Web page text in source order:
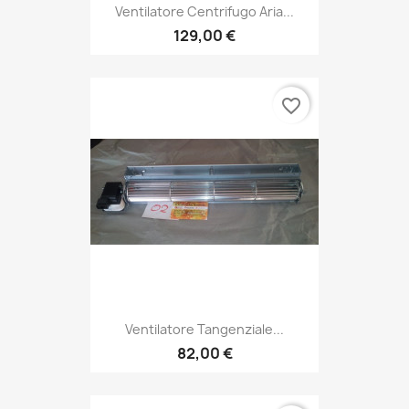
Ventilatore Centrifugo Aria...
129,00 €
Ventilatore Tangenziale...
82,00 €
favorite_border